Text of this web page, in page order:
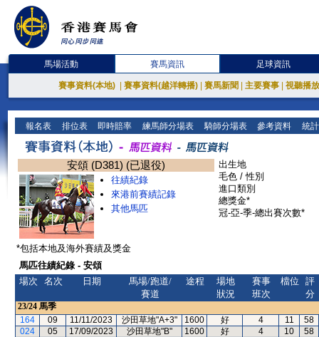
馬場活動 賽馬資訊 足球資訊
賽事資料(本地) 賽事資料(越洋轉播) 賽馬新聞 主要賽事 視聽播
報名表 排位表 即時賠率 練馬師分場表 騎師分場表 參考資料 統
安頌 (D381) (已退役)
往績紀錄
來港前賽績記錄
其他馬匹
出生地
毛色 / 性別
進口類別
總獎金*
冠-亞-季-總出賽次數*
*包括本地及海外賽績及獎金
馬匹往績紀錄 - 安頌
場次
名次 日期
馬場/跑道/
賽道
途程
場地
狀況
賽事
班次
檔位
評
分
23/24 馬季
164
09 11/11/2023 沙田草地"A+3" 1600 好 4 11
58
024
05 17/09/2023 沙田草地"B" 1600 好 4 10
58